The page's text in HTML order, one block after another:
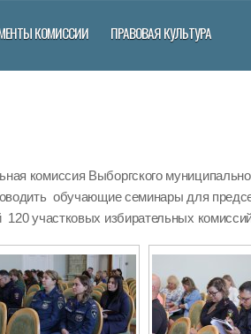
КОМИССИИ ПРАВОВАЯ КУЛЬТУРА
комиссия Выборгского
обучающие семинары для
120 участковых избирательных